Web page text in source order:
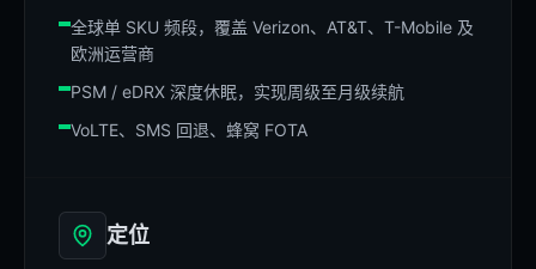
全球单 SKU 频段，覆盖 Verizon、AT&T、T-Mobile 及
欧洲运营商
PSM / eDRX 深度休眠，实现周级至月级续航
VoLTE、SMS 回退、蜂窝 FOTA
定位